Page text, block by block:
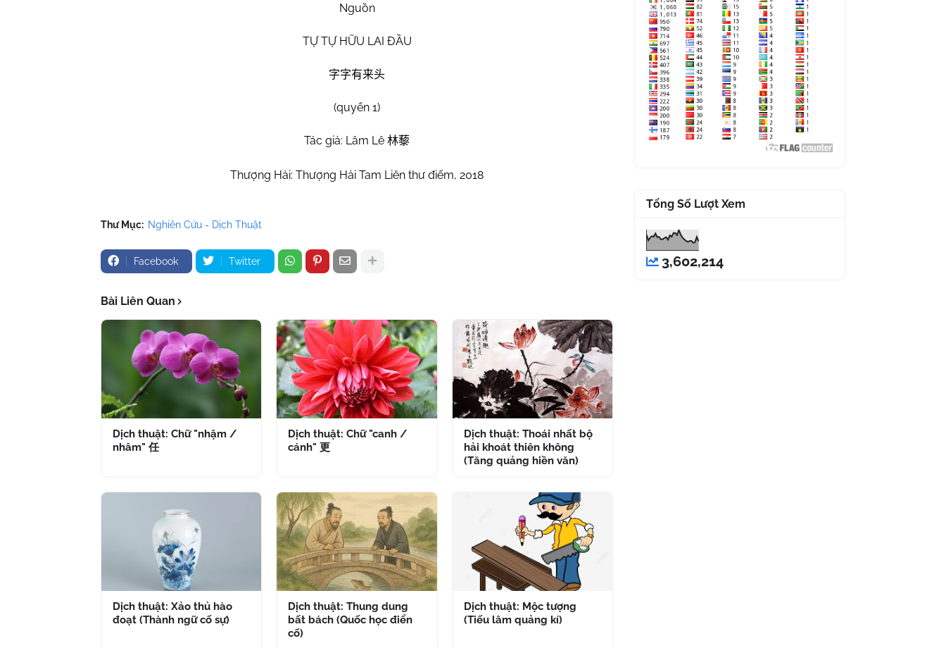
Nguồn
TỰ TỰ HỮU LAI ĐẦU
字字有来头
(quyển 1)
Tác giả: Lâm Lê 林藜
Thượng Hải: Thượng Hải Tam Liên thư điếm, 2018
Thư Mục: Nghiên Cứu - Dịch Thuật
Facebook Twitter
Bài Liên Quan
Dịch thuật: Chữ "nhậm /
nhâm" 任
Dịch thuật: Chữ "canh /
cánh" 更
Dịch thuật: Thoái nhất bộ
hải khoát thiên không
(Tăng quảng hiền văn)
Dịch thuật: Xảo thủ hào
đoạt (Thành ngữ cố sự)
Dịch thuật: Thung dung
bất bách (Quốc học điển
cố)
Dịch thuật: Mộc tượng
(Tiếu lâm quảng kí)
Tổng Số Lượt Xem
3,602,214